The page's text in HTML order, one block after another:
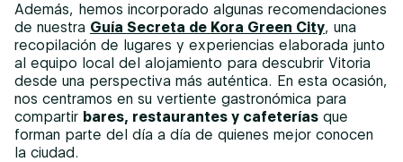
Además, hemos incorporado algunas recomendaciones
de nuestra Guía Secreta de Kora Green City, una
recopilación de lugares y experiencias elaborada junto
al equipo local del alojamiento para descubrir Vitoria
desde una perspectiva más auténtica. En esta ocasión,
nos centramos en su vertiente gastronómica para
compartir bares, restaurantes y cafeterías que
forman parte del día a día de quienes mejor conocen
la ciudad.